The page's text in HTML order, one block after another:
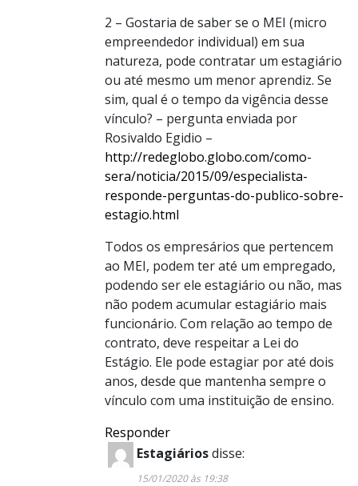
2 – Gostaria de saber se o MEI (micro
empreendedor individual) em sua
natureza, pode contratar um estagiário
ou até mesmo um menor aprendiz. Se
sim, qual é o tempo da vigência desse
vínculo? – pergunta enviada por
Rosivaldo Egidio –
http://redeglobo.globo.com/como-
sera/noticia/2015/09/especialista-
responde-perguntas-do-publico-sobre-
estagio.html
Todos os empresários que pertencem
ao MEI, podem ter até um empregado,
podendo ser ele estagiário ou não, mas
não podem acumular estagiário mais
funcionário. Com relação ao tempo de
contrato, deve respeitar a Lei do
Estágio. Ele pode estagiar por até dois
anos, desde que mantenha sempre o
vínculo com uma instituição de ensino.
Responder
Estagiáriosdisse:
15/01/2020 às 19:38